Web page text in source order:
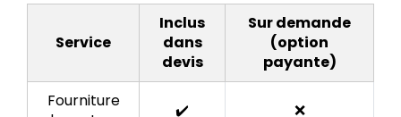
Service
Inclus
dans
devis
Sur demande
(option
payante)
Fourniture
✔️ ❌